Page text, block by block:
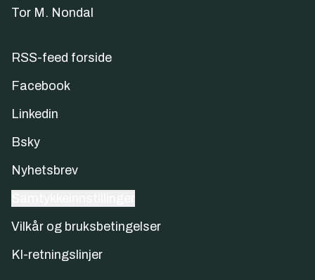
Tor M. Nondal
RSS-feed forside
Facebook
Linkedin
Bsky
Nyhetsbrev
Vilkår og bruksbetingelser
KI-retningslinjer